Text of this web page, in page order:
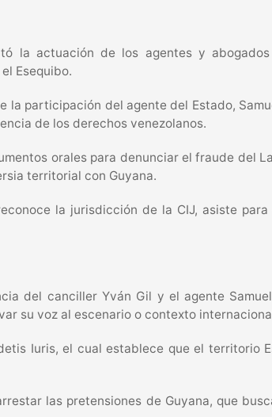
la actuación de los agentes y
Esequibo.
la participación del agente del Estado,
de los derechos venezolanos.
orales para denunciar el fraude del
territorial con Guyana.
la jurisdicción de la CIJ, asiste
del canciller Yván Gil y el agente
su voz al escenario o contexto
Iuris, el cual establece que el territorio
las pretensiones de Guyana, que